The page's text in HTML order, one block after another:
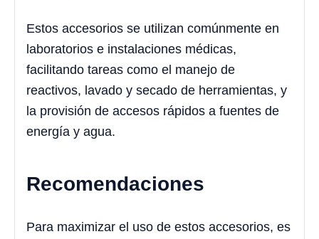
Estos accesorios se utilizan comúnmente en
laboratorios e instalaciones médicas,
facilitando tareas como el manejo de
reactivos, lavado y secado de herramientas, y
la provisión de accesos rápidos a fuentes de
energía y agua.
Recomendaciones
Para maximizar el uso de estos accesorios, es